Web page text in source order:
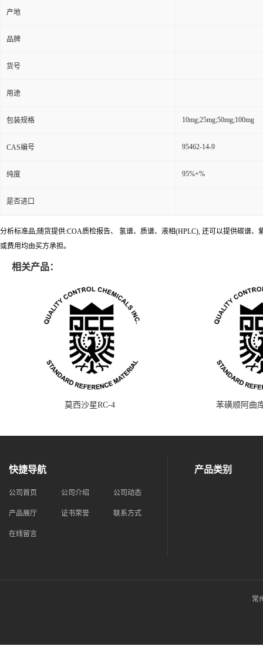
产地
品牌
货号
用途
包装规格 10mg;25mg;50mg;100mg
CAS编号 95462-14-9
纯度 95%+%
是否进口
分析标准品;随货提供:COA质检报告、 氢谱、质谱、液相(HPLC), 还可以提供碳谱
或费用均由买方承担。
相关产品：
莫西沙星RC-4 苯磺顺阿曲
快捷导航
公司首页 公司介绍 公司动态
产品展厅 证书荣誉 联系方式
在线留言
产品类别
常